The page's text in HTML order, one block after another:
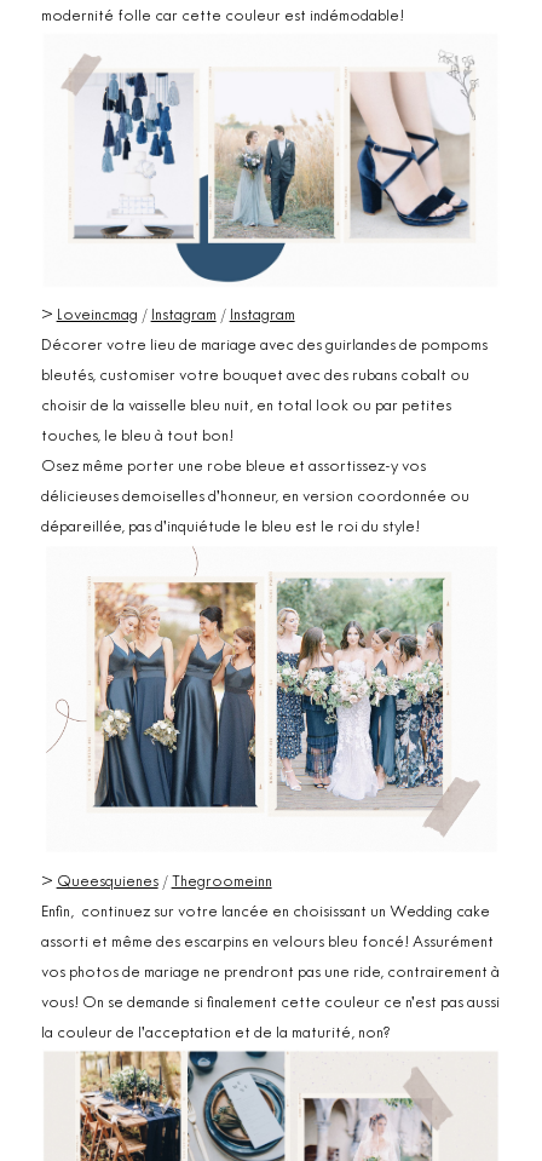
modernité folle car cette couleur est indémodable!
> Loveincmag / Instagram / Instagram
Décorer votre lieu de mariage avec des guirlandes de pompoms
bleutés, customiser votre bouquet avec des rubans cobalt ou
choisir de la vaisselle bleu nuit, en total look ou par petites
touches, le bleu à tout bon!
Osez même porter une robe bleue et assortissez-y vos
délicieuses demoiselles d’honneur, en version coordonnée ou
dépareillée, pas d’inquiétude le bleu est le roi du style!
> Queesquienes/
Thegroomeinn
Enfin, continuez sur votre lancée en choisissant un Wedding cake
assorti et même des escarpins en velours bleu foncé! Assurément
vos photos de mariage ne prendront pas une ride, contrairement à
vous! On se demande si finalement cette couleur ce n’est pas aussi
la couleur de l’acceptation et de la maturité, non?